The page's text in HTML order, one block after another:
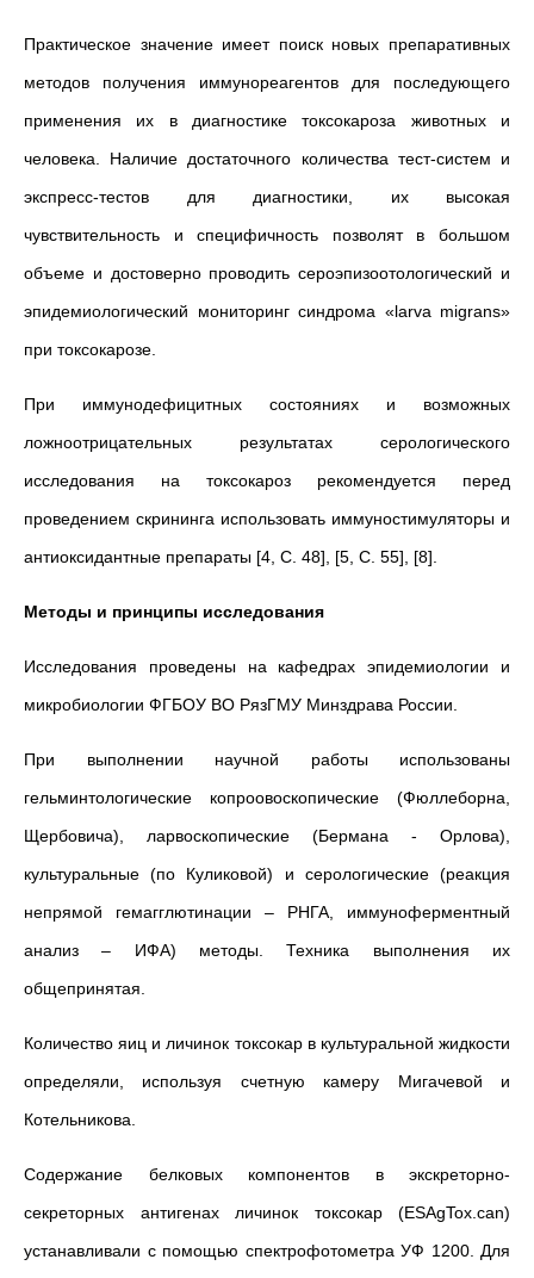
Практическое значение имеет поиск новых препаративных
методов получения иммунореагентов для последующего
применения их в диагностике токсокароза животных и
человека. Наличие достаточного количества тест-систем и
экспресс-тестов для диагностики, их высокая
чувствительность и специфичность позволят в большом
объеме и достоверно проводить сероэпизоотологический и
эпидемиологический мониторинг синдрома «larva migrans»
при токсокарозе.
При иммунодефицитных состояниях и возможных
ложноотрицательных результатах серологического
исследования на токсокароз рекомендуется перед
проведением скрининга использовать иммуностимуляторы и
антиоксидантные препараты [4, С. 48], [5, С. 55], [8].
Методы и принципы исследования
Исследования проведены на кафедрах эпидемиологии и
микробиологии ФГБОУ ВО РязГМУ Минздрава России.
При выполнении научной работы использованы
гельминтологические копроовоскопические (Фюллеборна,
Щербовича), ларвоскопические (Бермана - Орлова),
культуральные (по Куликовой) и серологические (реакция
непрямой гемагглютинации – РНГА, иммуноферментный
анализ – ИФА) методы. Техника выполнения их
общепринятая.
Количество яиц и личинок токсокар в культуральной жидкости
определяли, используя счетную камеру Мигачевой и
Котельникова.
Содержание белковых компонентов в экскреторно-
секреторных антигенах личинок токсокар (ESAgTox.can)
устанавливали с помощью спектрофотометра УФ 1200. Для